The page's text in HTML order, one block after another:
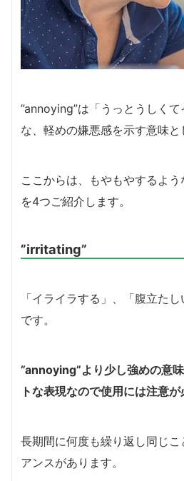
”annoying”は「うっとうしく
な、軽めの嫌悪感を示す意味と
ここからは、もやもやするよ
を4つご紹介します。
”irritating”
「イライラする」、「腹立た
です。
”annoying”より少し強めの意
トな表現なので使用には注意が
長期間に何度も繰り返し同じこ
アンスがあります。